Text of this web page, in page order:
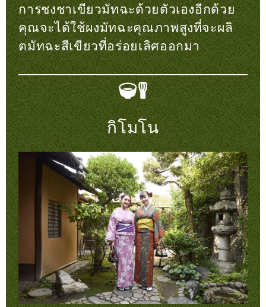
การชงชาเขียวมัทฉะด้วยตัวเองอีกด้วย
คุณจะได้ใช้ผงมัทฉะคุณภาพสูงที่จะผลิ
ตมัทฉะสีเขียวที่อร่อยเลิศออกมา
กิโมโน